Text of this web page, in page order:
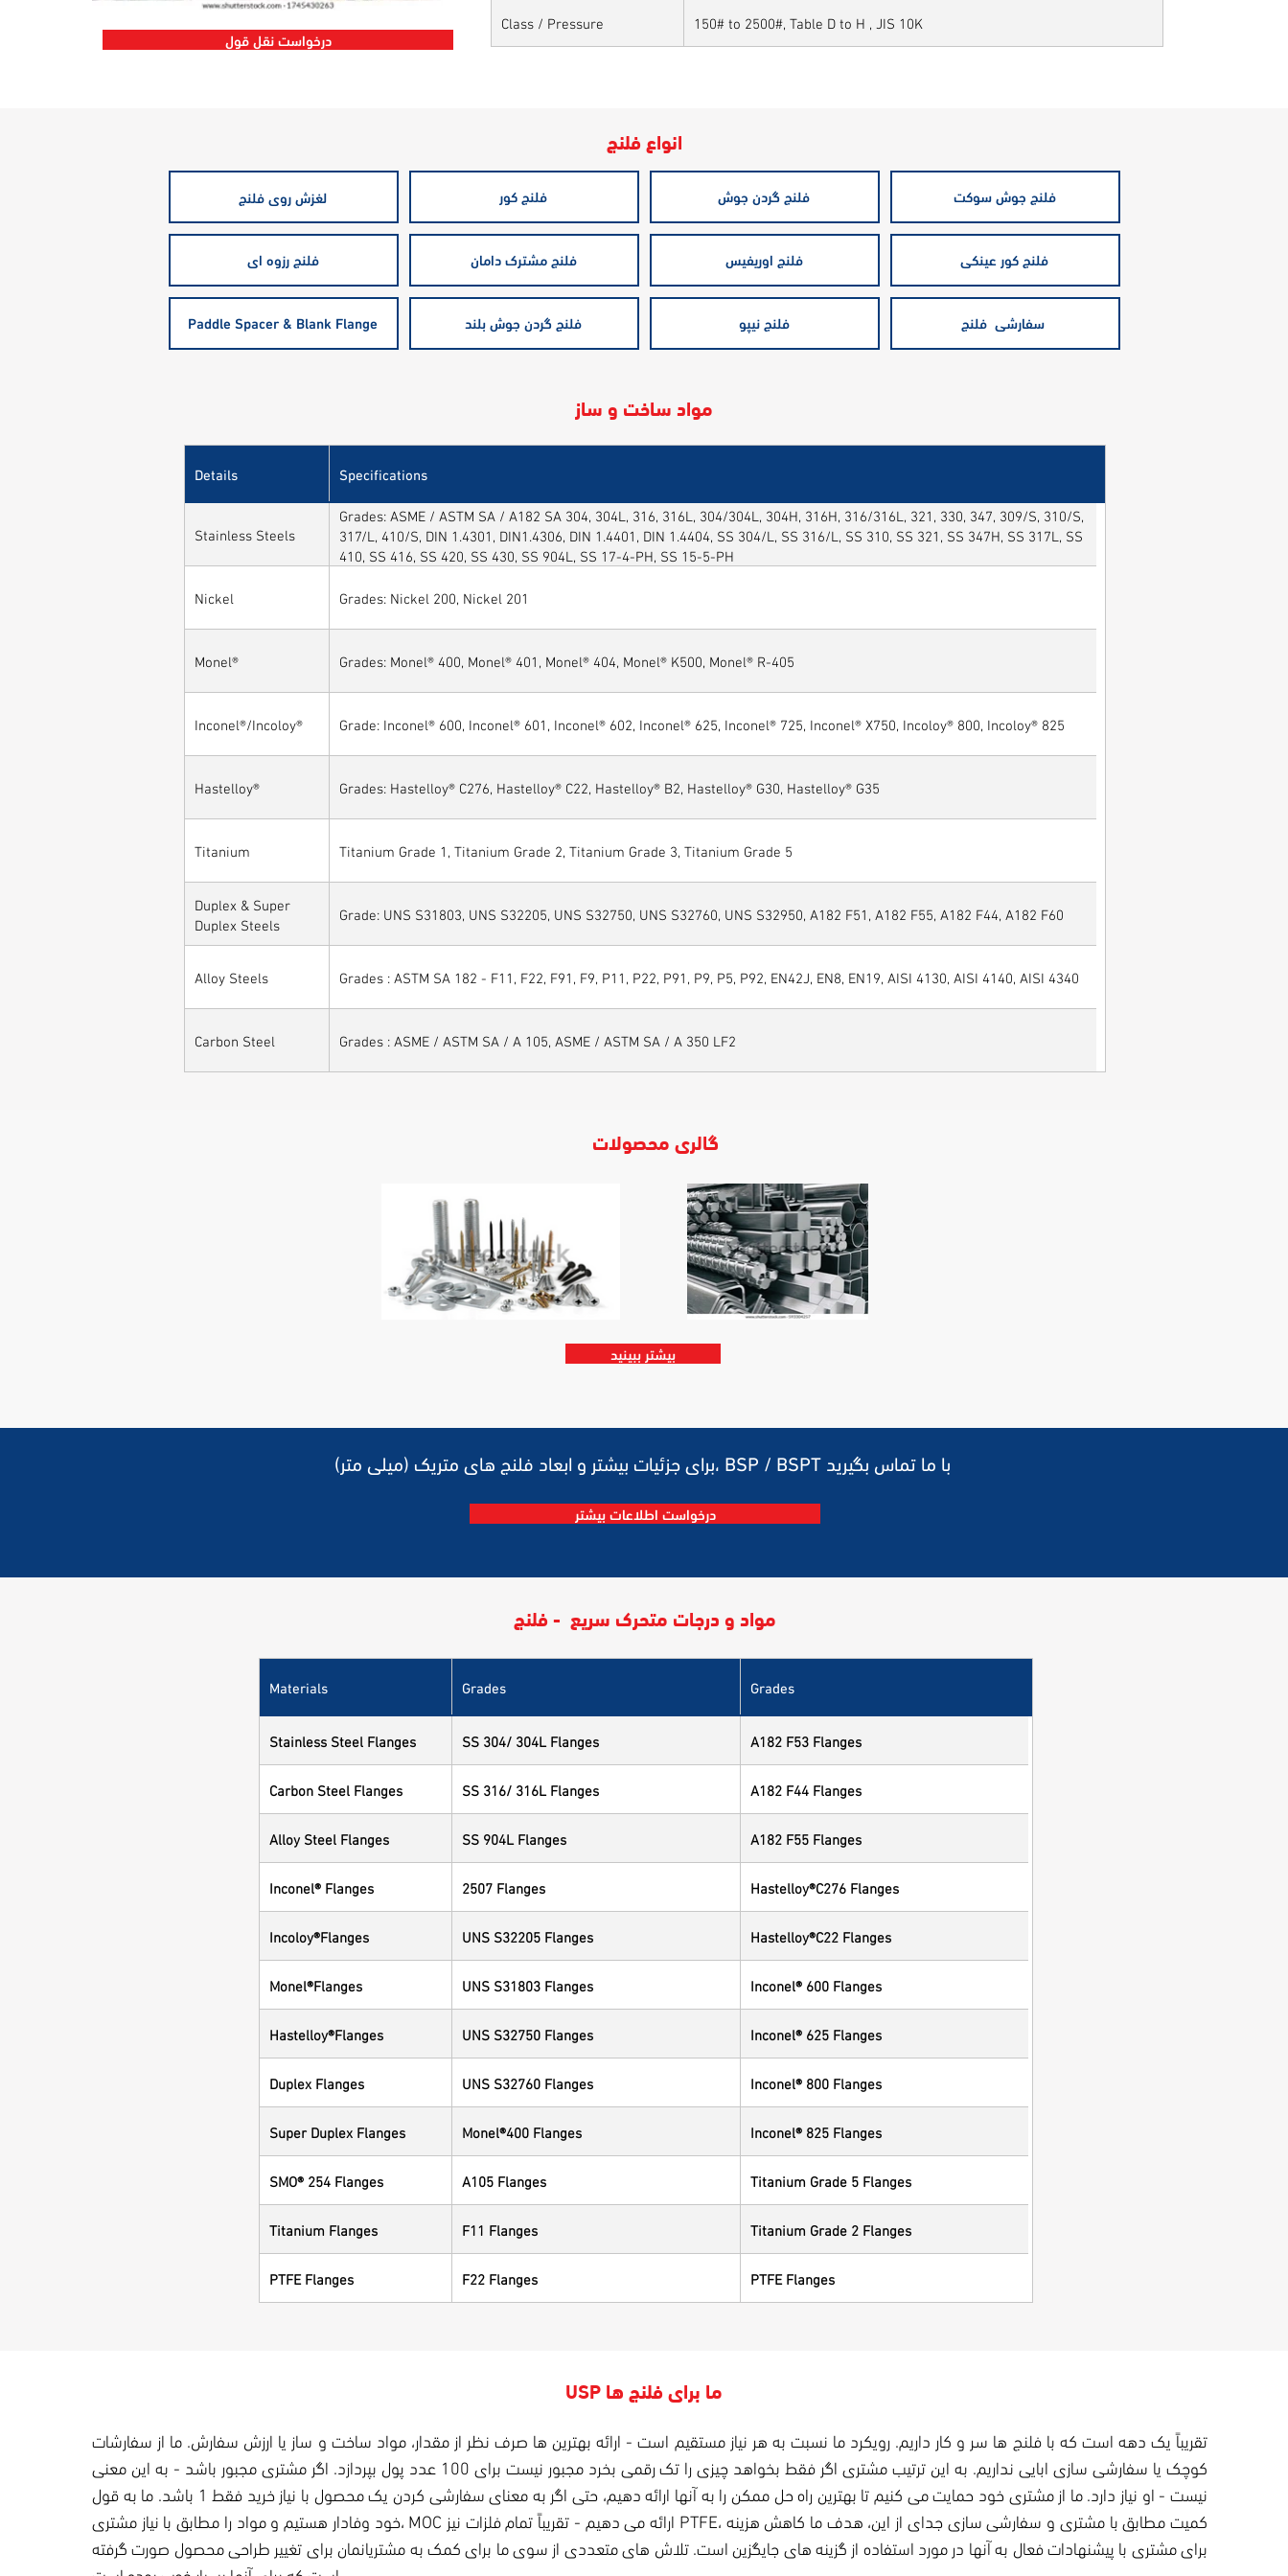
درخواست نقل قول
Class / Pressure 150# to 2500#, Table D to H , JIS 10K
انواع فلنج
لغزش روی فلنج
فلنج رزوه ای
Paddle Spacer & Blank Flange
فلنج کور
فلنج مشترک دامان
فلنج گردن جوش بلند
فلنج گردن جوش
فلنج اوریفیس
فلنج نیپو
فلنج جوش سوکت
فلنج کور عینکی
سفارشی فلنج
مواد ساخت و ساز
Details Specifications
Stainless Steels
Grades: ASME / ASTM SA / A182 SA 304, 304L, 316, 316L, 304/304L, 304H, 316H, 316/316L, 321, 330, 347, 309/S, 310/S,
317/L, 410/S, DIN 1.4301, DIN1.4306, DIN 1.4401, DIN 1.4404, SS 304/L, SS 316/L, SS 310, SS 321, SS 347H, SS 317L, SS
410, SS 416, SS 420, SS 430, SS 904L, SS 17-4-PH, SS 15-5-PH
Nickel
Grades: Nickel 200, Nickel 201
Monel® Grades: Monel® 400, Monel® 401, Monel® 404, Monel® K500, Monel® R-405
Inconel®/Incoloy® Grade: Inconel® 600, Inconel® 601, Inconel® 602, Inconel® 625, Inconel® 725, Inconel® X750, Incoloy® 800, Incoloy® 825
Hastelloy® Grades: Hastelloy® C276, Hastelloy® C22, Hastelloy® B2, Hastelloy® G30, Hastelloy® G35
Titanium Titanium Grade 1, Titanium Grade 2, Titanium Grade 3, Titanium Grade 5
Duplex & Super
Duplex Steels
Grade: UNS S31803, UNS S32205, UNS S32750, UNS S32760, UNS S32950, A182 F51, A182 F55, A182 F44, A182 F60
Alloy Steels Grades : ASTM SA 182 - F11, F22, F91, F9, P11, P22, P91, P9, P5, P92, EN42J, EN8, EN19, AISI 4130, AISI 4140, AISI 4340
Carbon Steel Grades : ASME / ASTM SA / A 105, ASME / ASTM SA / A 350 LF2
گالری محصولات
بیشتر ببینید
درخواست اطلاعات بیشتر
مواد و درجات متحرک سریع - فلنج
Materials Grades Grades
Stainless Steel Flanges SS 304/ 304L Flanges A182 F53 Flanges
Carbon Steel Flanges SS 316/ 316L Flanges A182 F44 Flanges
Alloy Steel Flanges SS 904L Flanges A182 F55 Flanges
Inconel® Flanges 2507 Flanges Hastelloy®C276 Flanges
Incoloy®Flanges UNS S32205 Flanges Hastelloy®C22 Flanges
Monel®Flanges UNS S31803 Flanges Inconel® 600 Flanges
Hastelloy®Flanges UNS S32750 Flanges Inconel® 625 Flanges
Duplex Flanges UNS S32760 Flanges Inconel® 800 Flanges
Super Duplex Flanges Monel®400 Flanges Inconel® 825 Flanges
SMO® 254 Flanges A105 Flanges Titanium Grade 5 Flanges
Titanium Flanges F11 Flanges Titanium Grade 2 Flanges
PTFE Flanges F22 Flanges PTFE Flanges
USP ما برای فلنج ها
تقریباً یک دهه است که با فلنج ها سر و کار داریم. رویکرد ما نسبت به هر نیاز مستقیم است - ارائه بهترین ها صرف نظر از مقدار، مواد ساخت و ساز یا ارزش سفارش. ما از سفارشات
کوچک یا سفارشی سازی ابایی نداریم. به این ترتیب مشتری اگر فقط بخواهد چیزی را تک رقمی بخرد مجبور نیست برای 100 عدد پول بپردازد. اگر مشتری مجبور باشد - به این معنی
نیست - او نیاز دارد. ما از مشتری خود حمایت می کنیم تا بهترین راه حل ممکن را به آنها ارائه دهیم، حتی اگر به معنای سفارشی کردن یک محصول با نیاز خرید فقط 1 باشد. ما به قول
خود وفادار هستیم و مواد را مطابق با نیاز مشتری، MOC ارائه می دهیم - تقریباً تمام فلزات نیز PTFE، کمیت مطابق با مشتری و سفارشی سازی جدای از این، هدف ما کاهش هزینه
برای مشتری با پیشنهادات فعال به آنها در مورد استفاده از گزینه های جایگزین است. تلاش های متعددی از سوی ما برای کمک به مشتریانمان برای تغییر طراحی محصول صورت گرفته